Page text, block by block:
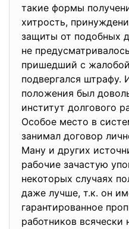
такие формы
хитрость,
защиты от подобных
не
пришедший с
подвергался штрафу.
положения был
институт долгового
Особое место в
занимал договор
Ману и других
рабочие зачастую
некоторых случаях
даже лучше, т.к. он
гарантированное
работников всячески